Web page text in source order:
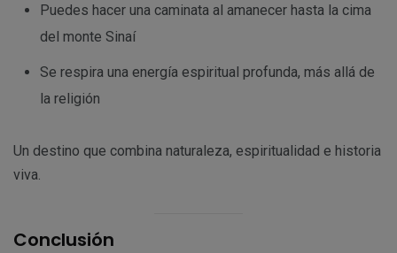
Puedes hacer una caminata al amanecer hasta la cima
del monte Sinaí
Se respira una energía espiritual profunda, más allá de
la religión
Un destino que combina naturaleza, espiritualidad e historia
viva.
Conclusión